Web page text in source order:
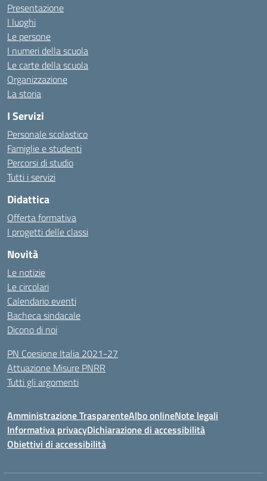
Presentazione
I luoghi
Le persone
I numeri della scuola
Le carte della scuola
Organizzazione
La storia
I Servizi
Personale scolastico
Famiglie e studenti
Percorsi di studio
Tutti i servizi
Didattica
Offerta formativa
I progetti delle classi
Novità
Le notizie
Le circolari
Calendario eventi
Bacheca sindacale
Dicono di noi
PN Coesione Italia 2021-27
Attuazione Misure PNRR
Tutti gli argomenti
Amministrazione TrasparenteAlbo onlineNote legali
Informativa privacyDichiarazione di accessibilità
Obiettivi di accessibilità